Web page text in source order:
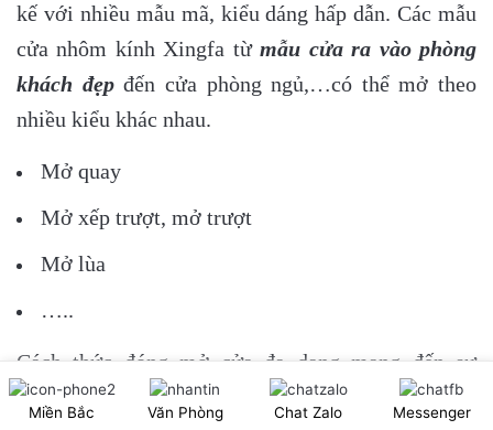
kế với nhiều mẫu mã, kiểu dáng hấp dẫn. Các mẫu
cửa nhôm kính Xingfa từmẫu cửa ra vào phòng
khách đẹpđến cửa phòng ngủ,…có thể mở theo
nhiều kiểu khác nhau.
Mở quay
Mở xếp trượt, mở trượt
Mở lùa
…..
Cách thức đóng mở cửa đa dạng mang đến sự
thuận tiện, linh hoạt cao cho người dùng. Hơn nữa
Miền Bắc Văn Phòng Chat Zalo Messenger